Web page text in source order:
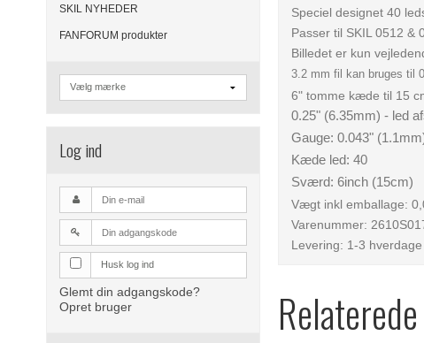
SKIL NYHEDER
FANFORUM produkter
Log ind
Husk log ind
Glemt din adgangskode?
Opret bruger
Speciel designet 40
Passer til SKIL 0512 &
Billedet er kun
3.2 mm fil kan bruges til
6" tomme kæde til 15
0.25" (6.35mm) - led
Gauge: 0.043"
Kæde led: 40
Sværd: 6inch (15cm)
Vægt inkl emballage:
Varenummer:
Levering: 1-3 hverdage